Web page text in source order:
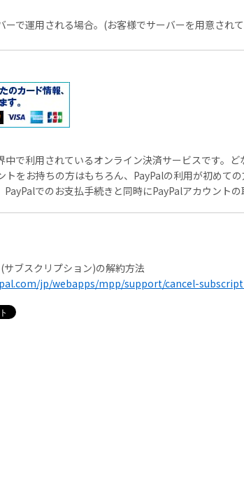
で運用される場合。(お客様でサーバーを用意され
中で利用されているオンライン決済サービスです。
トをお持ちの方はもちろん、PayPalの利用が初めて
PayPalでのお支払手続きと同時にPayPalアカウントの
サブスクリプション)の解約方法
jp/webapps/mpp/support/cancel-